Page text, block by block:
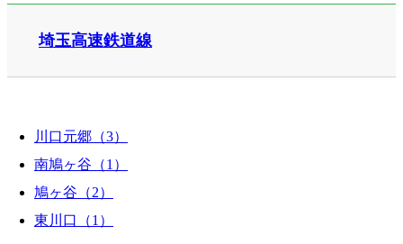
埼玉高速鉄道線
川口元郷（3）
南鳩ヶ谷（1）
鳩ヶ谷（2）
東川口（1）